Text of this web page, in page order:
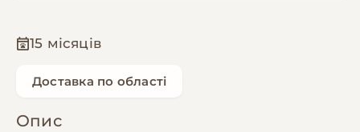
15 місяців
Доставка по області
Опис